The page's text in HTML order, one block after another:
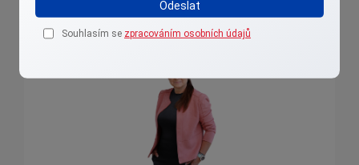
Jsem z Karlovarska, vyznám se tu !
Odeslat
Souhlasím se zpracováním osobních údajů